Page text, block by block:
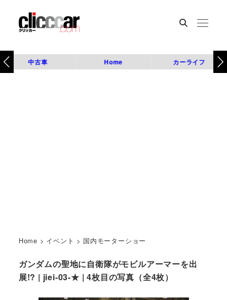
中古車 Home カーライフ
Home > イベント > 国内モーターショー
ガンダムの聖地に自衛隊がモビルアーマーを出
展!? | jiei-03-★ | 4枚目の写真（全4枚）